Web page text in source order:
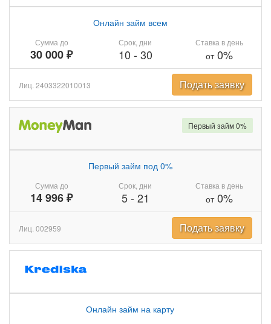
Сумма до
30 000 ₽
Онлайн займ всем
Срок, дни
10 - 30
Ставка в день
от0%
Лиц. 2403322010013 Подать заявку
Сумма до
14 996 ₽
Первый займ под 0%
Срок, дни
5- 21
Ставка в день
от0%
Первый займ 0%
Лиц. 002959 Подать заявку
Онлайн займ на карту